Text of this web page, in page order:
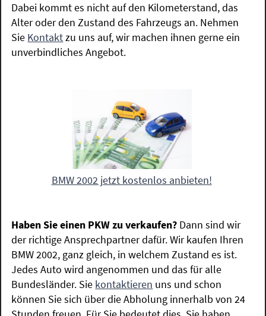
Dabei kommt es nicht auf den Kilometerstand, das
Alter oder den Zustand des Fahrzeugs an. Nehmen
Sie Kontaktzu uns auf, wir machen ihnen gerne ein
unverbindliches Angebot.
BMW 2002 jetzt kostenlos anbieten!
Haben Sie einen PKW zu verkaufen? Dann sind wir
der richtige Ansprechpartner dafür. Wir kaufen Ihren
BMW 2002, ganz gleich, in welchem Zustand es ist.
Jedes Auto wird angenommen und das für alle
Bundesländer. Sie kontaktieren uns und schon
können Sie sich über die Abholung innerhalb von 24